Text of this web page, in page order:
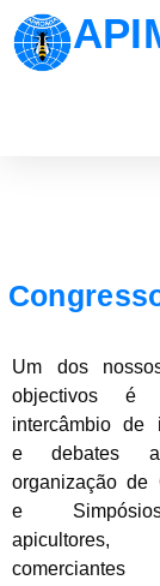
Um dos
objectivos é
intercâmbio de
e debates
organização de
e
apicultores,